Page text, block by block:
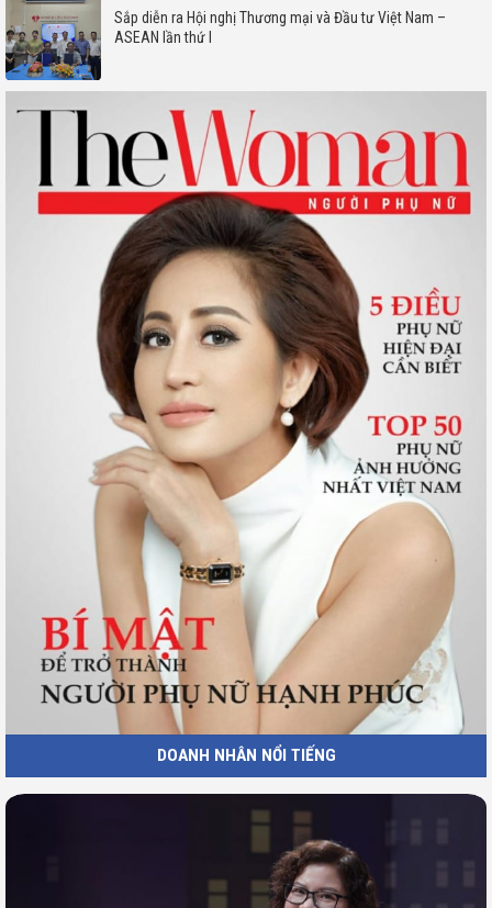
Sắp diễn ra Hội nghị Thương mại và Đầu tư Việt Nam –
ASEAN lần thứ I
DOANH NHÂN NỔI TIẾNG